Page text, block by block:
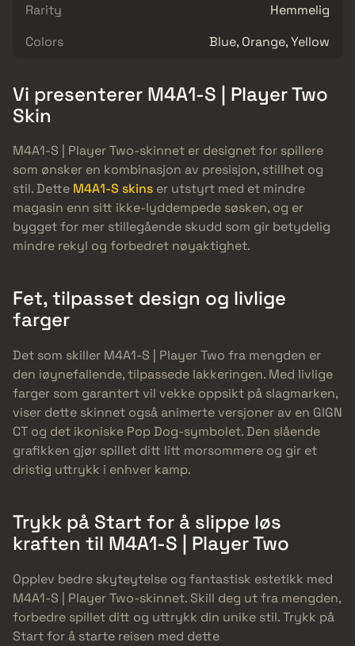
Rarity
Hemmelig
Colors
Blue, Orange, Yellow
Vi presenterer M4A1-S | Player Two
Skin
M4A1-S | Player Two-skinnet er designet for spillere
som ønsker en kombinasjon av presisjon, stillhet og
stil. Dette M4A1-S skins er utstyrt med et mindre
magasin enn sitt ikke-lyddempede søsken, og er
bygget for mer stillegående skudd som gir betydelig
mindre rekyl og forbedret nøyaktighet.
Fet, tilpasset design og livlige
farger
Det som skiller M4A1-S | Player Two fra mengden er
den iøynefallende, tilpassede lakkeringen. Med livlige
farger som garantert vil vekke oppsikt på slagmarken,
viser dette skinnet også animerte versjoner av en GIGN
CT og det ikoniske Pop Dog-symbolet. Den slående
grafikken gjør spillet ditt litt morsommere og gir et
dristig uttrykk i enhver kamp.
Trykk på Start for å slippe løs
kraften til M4A1-S | Player Two
Opplev bedre skyteytelse og fantastisk estetikk med
M4A1-S | Player Two-skinnet. Skill deg ut fra mengden,
forbedre spillet ditt og uttrykk din unike stil. Trykk på
Start for å starte reisen med dette